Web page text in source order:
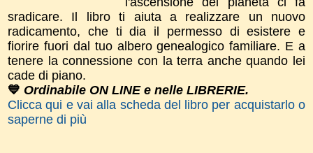
sradicare. Il libro ti aiuta a realizzare un nuovo
radicamento, che ti dia il permesso di esistere e
fiorire fuori dal tuo albero genealogico familiare. E a
tenere la connessione con la terra anche quando lei
cade di piano.
💙 Ordinabile ON LINE e nelle LIBRERIE.
Clicca qui e vai alla scheda del libro per acquistarlo o
saperne di più